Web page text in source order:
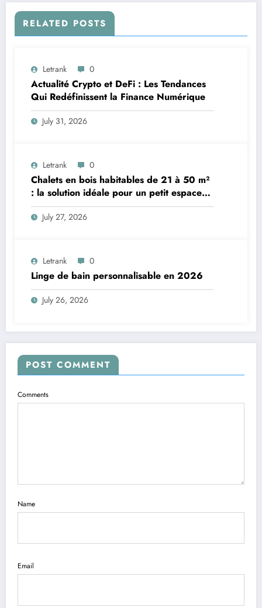
RELATED POSTS
Letrank 0
Actualité Crypto et DeFi : Les Tendances
Qui Redéfinissent la Finance Numérique
July 31, 2026
Letrank 0
Chalets en bois habitables de 21 à 50 m²
: la solution idéale pour un petit espace
de vie
July 27, 2026
Letrank 0
Linge de bain personnalisable en 2026
July 26, 2026
POST COMMENT
Comments
Name
Email